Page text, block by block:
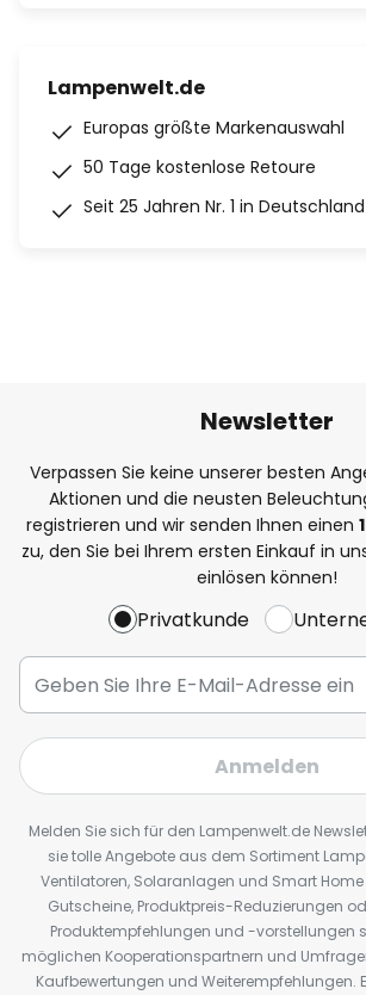
Lampenwelt.de
Europas größte Markenauswahl
50 Tage kostenlose Retoure
Seit 25 Jahren Nr. 1 in Deutschland
Newsletter
Verpassen Sie keine unserer besten
Aktionen und die neusten
registrieren und wir senden Ihnen einen
zu, den Sie bei Ihrem ersten Einkauf in
einlösen können!
Privatkunde
Anmelden
Melden Sie sich für den Lampenwelt.de
sie tolle Angebote aus dem Sortiment
Ventilatoren, Solaranlagen und Smart
Gutscheine, Produktpreis-Reduzierungen
Produktempfehlungen und -vorstellungen
möglichen Kooperationspartnern und
Kaufbewertungen und Weiterempfehlungen.